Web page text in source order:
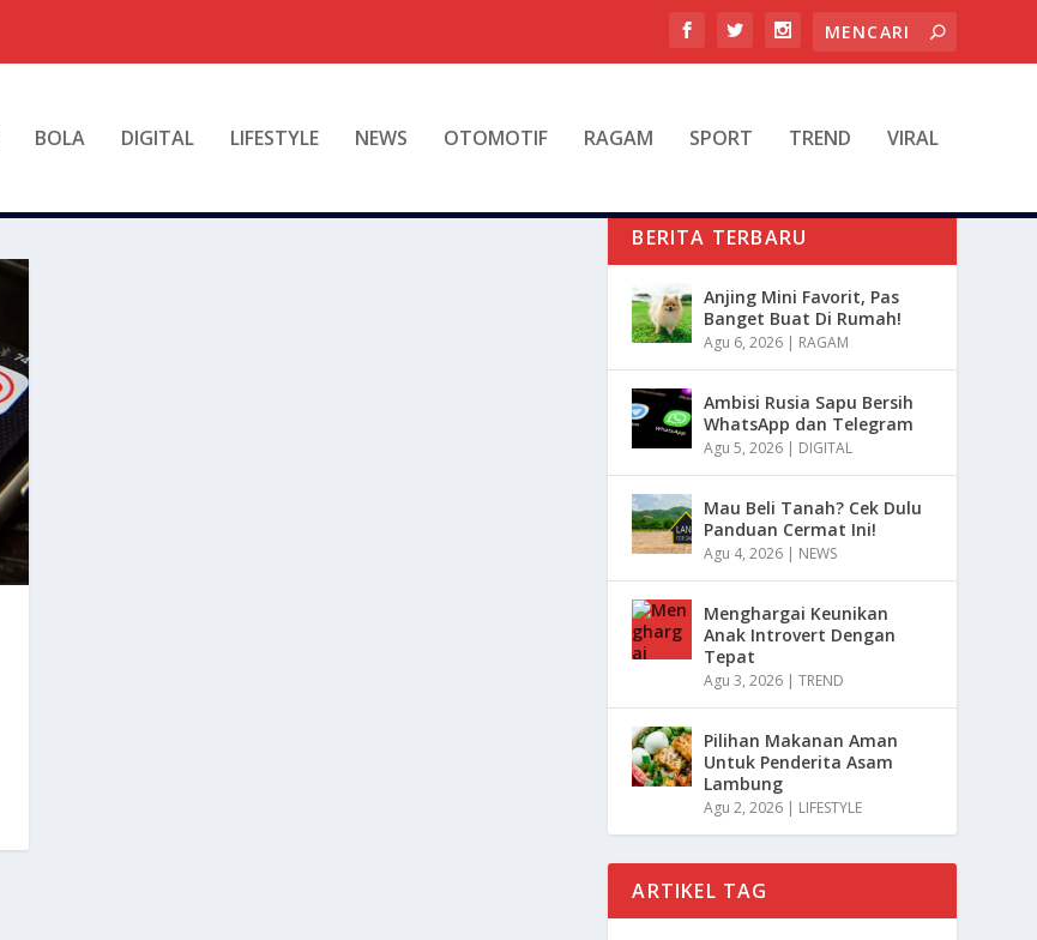
BOLA DIGITAL LIFESTYLE NEWS OTOMOTIF RAGAM SPORT TREND VIRAL
BERITA TERBARU
Anjing Mini Favorit, Pas
Banget Buat Di Rumah!
Agu 6, 2026 | RAGAM
Ambisi Rusia Sapu Bersih
WhatsApp dan Telegram
Agu 5, 2026 | DIGITAL
Mau Beli Tanah? Cek Dulu
Panduan Cermat Ini!
Agu 4, 2026 | NEWS
Menghargai Keunikan
Anak Introvert Dengan
Tepat
Agu 3, 2026 |TREND
Pilihan Makanan Aman
Untuk Penderita Asam
Lambung
Agu 2, 2026 | LIFESTYLE
ARTIKEL TAG